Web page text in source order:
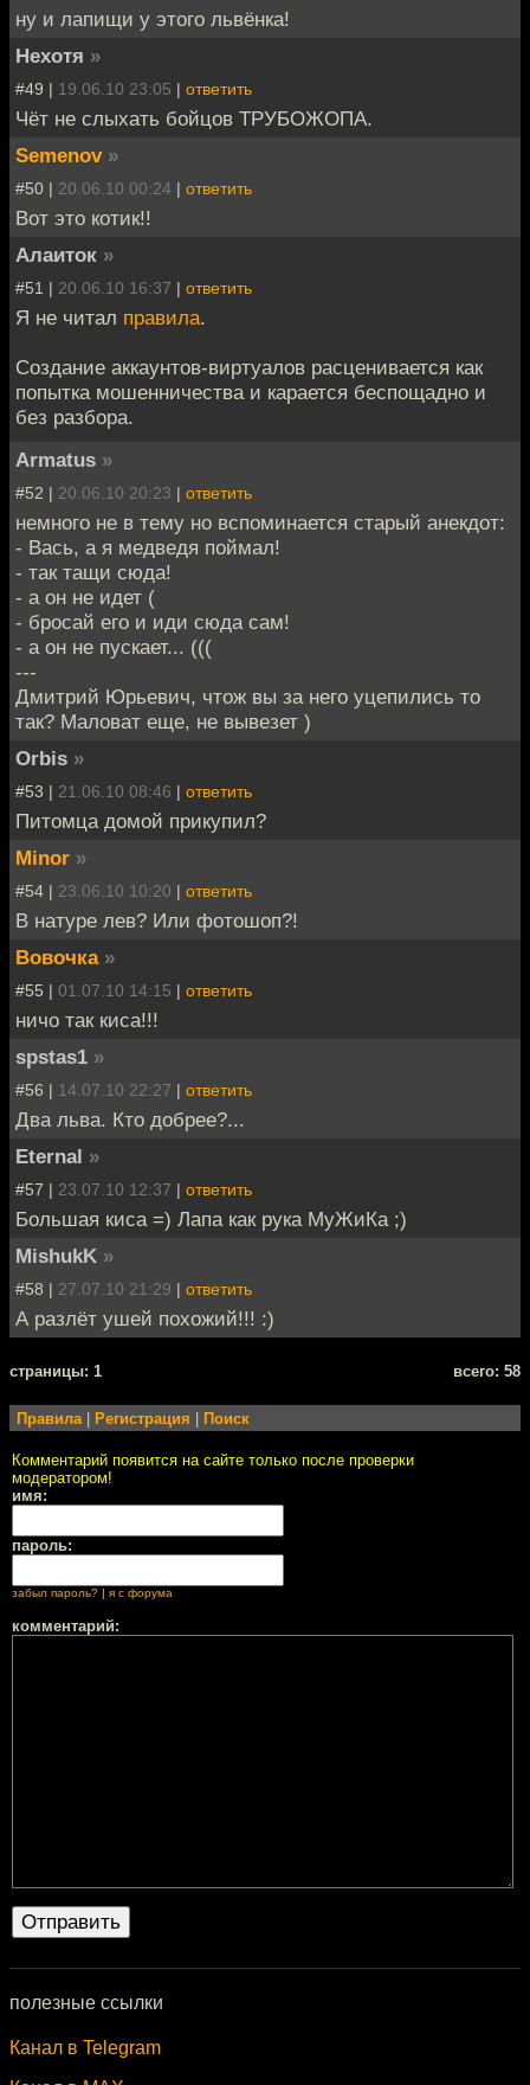
ну и лапищи у этого львёнка!
Нехотя »
#49 | 19.06.10 23:05 | ответить
Чёт не слыхать бойцов ТРУБОЖОПА.
Semenov »
#50 | 20.06.10 00:24 | ответить
Вот это котик!!
Алаиток »
#51 | 20.06.10 16:37 | ответить
Я не читал правила.
Создание аккаунтов-виртуалов расценивается как
попытка мошенничества и карается беспощадно и
без разбора.
Armatus »
#52 | 20.06.10 20:23 | ответить
немного не в тему но вспоминается старый анекдот:
- Вась, а я медведя поймал!
- так тащи сюда!
- а он не идет (
- бросай его и иди сюда сам!
- а он не пускает... (((
---
Дмитрий Юрьевич, чтож вы за него уцепились то
так? Маловат еще, не вывезет )
Orbis »
#53 | 21.06.10 08:46 | ответить
Питомца домой прикупил?
Minor »
#54 | 23.06.10 10:20 | ответить
В натуре лев? Или фотошоп?!
Вовочка »
#55 | 01.07.10 14:15 | ответить
ничо так киса!!!
spstas1 »
#56 | 14.07.10 22:27 | ответить
Два льва. Кто добрее?...
Eternal »
#57 | 23.07.10 12:37 | ответить
Большая киса =) Лапа как рука МуЖиКа ;)
MishukK »
#58 | 27.07.10 21:29 | ответить
А разлёт ушей похожий!!! :)
cтраницы: 1 всего: 58
Правила Регистрация Поиск
Комментарий появится на сайте только после проверки
модератором!
имя:
пароль:
забыл пароль? | я с форума
комментарий:
полезные ссылки
Канал в Telegram